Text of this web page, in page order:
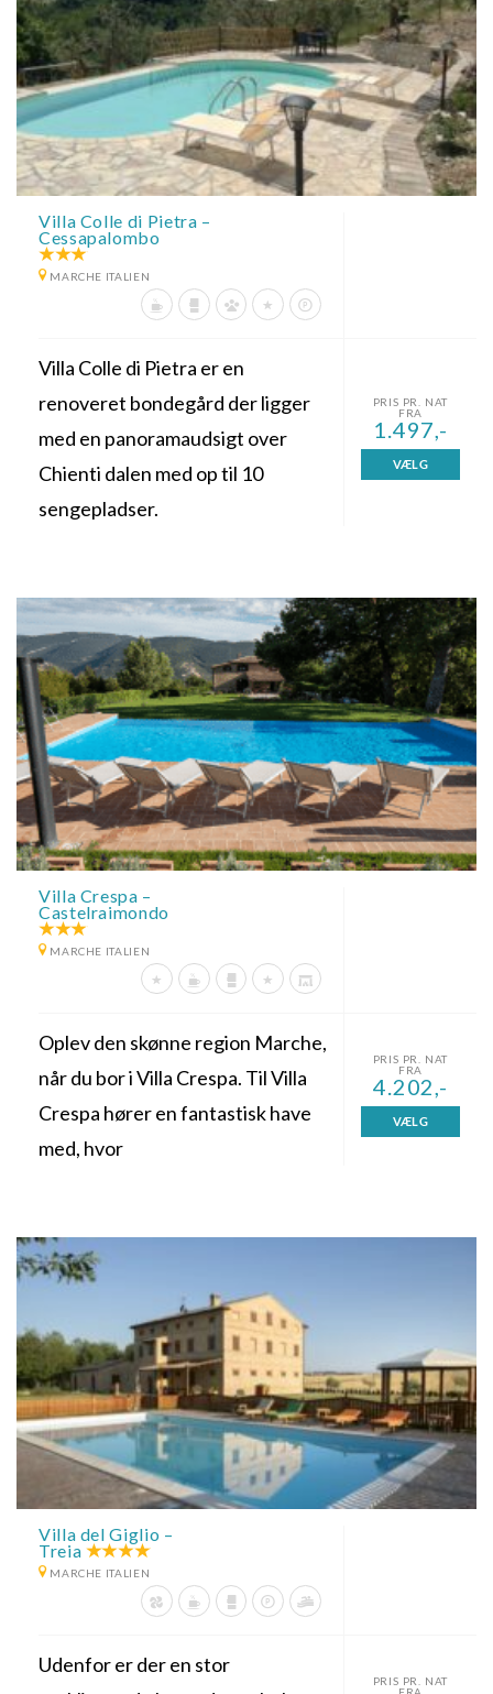
Villa Colle di Pietra –
Cessapalombo
MARCHE ITALIEN
Villa Colle di Pietra er en
renoveret bondegård der ligger
med en panoramaudsigt over
Chienti dalen med op til 10
sengepladser.
PRIS PR. NAT
FRA
1.497,-
VÆLG
Villa Crespa –
Castelraimondo
MARCHE ITALIEN
Oplev den skønne region Marche,
når du bor i Villa Crespa. Til Villa
Crespa hører en fantastisk have
med, hvor
PRIS PR. NAT
FRA
4.202,-
VÆLG
Villa del Giglio –
Treia
MARCHE ITALIEN
Udenfor er der en stor
PRIS PR. NAT